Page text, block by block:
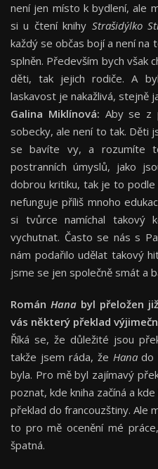
není jen místo k bydlení, ale
si u čtení knihy Strašidýlko
každý se občas bojí a není na
splněn. Především bych však
děti, tak jejich rodiče. A
laskavost je nakažlivá, stejně
Galina Miklínová: Aby se z
sobecky, ale není to tak. Děti
se bavíte vy, a rozumíte
postranních úmyslů, jako
dobrou kritiku, tak je to
nefunguje příliš mnoho
si tvůrce namíchal takový
vychutnat. Často se nás s
nám podařilo udělat takový
jsme se jen společně smát a
RománHana byl přeložen
vás některý překlad
Říká se, že důležité jsou
takže jsem ráda, že Hanado
byla. Pro mě byl zajímavý
poznat, kde kniha začíná a
překlad do francouzštiny. Ale
to pro mě ocenění mé
špatná.